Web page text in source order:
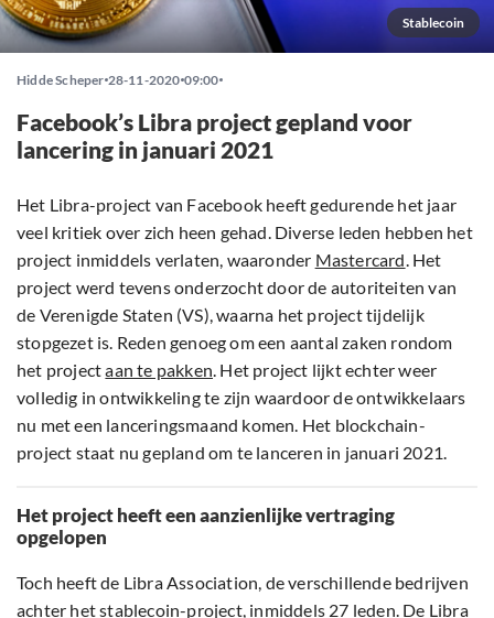
Stablecoin
Hidde Scheper 28-11-2020 09:00
Facebook’s Libra project gepland voor
lancering in januari 2021
Het Libra-project van Facebook heeft gedurende het jaar
veel kritiek over zich heen gehad. Diverse leden hebben het
project inmiddels verlaten, waaronder Mastercard. Het
project werd tevens onderzocht door de autoriteiten van
de Verenigde Staten (VS), waarna het project tijdelijk
stopgezet is. Reden genoeg om een aantal zaken rondom
het projectaan te pakken. Het project lijkt echter weer
volledig in ontwikkeling te zijn waardoor de ontwikkelaars
nu met een lanceringsmaand komen. Het blockchain-
project staat nu gepland om te lanceren in januari 2021.
Het project heeft een aanzienlijke vertraging
opgelopen
Toch heeft de Libra Association, de verschillende bedrijven
achter het stablecoin-project, inmiddels 27 leden. De Libra